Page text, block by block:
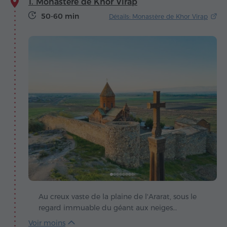
50-60 min Détails: Monastère de Khor Virap
Au creux vaste de la plaine de l'Ararat, sous le
regard immuable du géant aux neiges
éternelles, s'élève Khor Virap – un sanctuaire où